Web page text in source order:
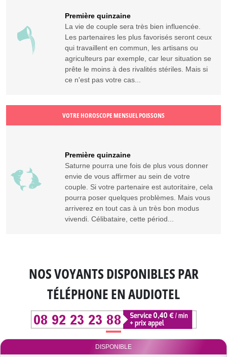
Première quinzaine
La vie de couple sera très bien influencée.
Les partenaires les plus favorisés seront ceux
qui travaillent en commun, les artisans ou
agriculteurs par exemple, car leur situation se
prête le moins à des rivalités stériles. Mais si
ce n'est pas votre cas...
VOTRE HOROSCOPE MENSUEL POISSONS
Première quinzaine
Saturne pourra une fois de plus vous donner
envie de vous affirmer au sein de votre
couple. Si votre partenaire est autoritaire, cela
pourra poser quelques problèmes. Mais vous
arriverez en tout cas à un très bon modus
vivendi. Célibataire, cette périod...
NOS VOYANTS DISPONIBLESPAR
TÉLÉPHONE EN AUDIOTEL
DISPONIBLE